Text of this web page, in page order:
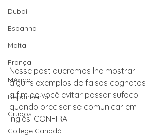
Dubai
Espanha
Malta
França
México
Depoimento
Grupos
College Canadá
Nesse post queremos lhe mostrar
alguns exemplos de falsos cognatos
a fim de você evitar passar sufoco
quando precisar se comunicar em
inglês. CONFIRA: